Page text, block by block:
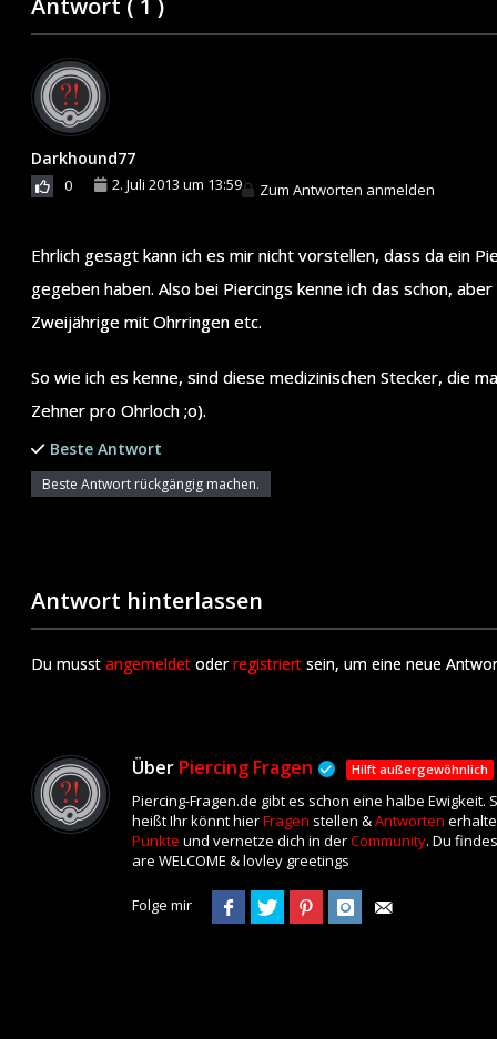
Darkhound77
0 2. Juli 2013 um 13:59 Zum Antworten anmelden
Ehrlich gesagt kann ich es mir nicht vorstellen, dass da ein
gegeben haben. Also bei Piercings kenne ich das schon,
Zweijährige mit Ohrringen etc.
So wie ich es kenne, sind diese medizinischen Stecker, die
Zehner pro Ohrloch ;o).
Beste Antwort
Beste Antwort rückgängig machen.
Antwort hinterlassen
Du musst angemeldet oderregistriert sein, um eine neue
Über Piercing Fragen Hilft außergewöhnlich
Piercing-Fragen.de gibt es schon eine halbe
heißt Ihr könnt hierFragen stellen &Antworten
Punkte und vernetze dich in derCommunity. Du
are WELCOME & lovley greetings
Folge mir